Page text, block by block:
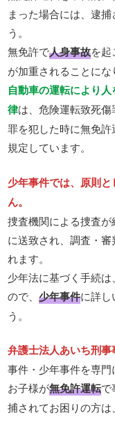
まった場合には、逮
う。
無免許で人身事故を
が加重されることにな
自動車の運転により
律は、危険運転致死
罪を犯した時に無免
規定しています。
少年事件では、原則
ん。
捜査機関による捜査
に送致され、調査・
れます。
少年法に基づく手続
ので、少年事件に詳し
う。
弁護士法人あいち刑
事件・少年事件を専門
お子様が無免許運転で
捕されてお困りの方は